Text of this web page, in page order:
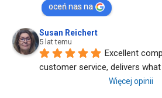
oceń nas na
Susan Reichert
5 lat temu
Excellent
customer service, delivers what
Więcej opinii